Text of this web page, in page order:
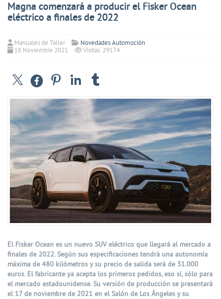
Magna comenzará a producir el Fisker Ocean
eléctrico a finales de 2022
Manuales de Taller
Novedades Automoción
18 Noviembre 2021
Visitas: 29174
El Fisker Ocean es un nuevo SUV eléctrico que llegará al mercado a
finales de 2022. Según sus especificaciones tendrá una autonomía
máxima de 480 kilómetros y su precio de salida será de 31.000
euros. El fabricante ya acepta los primeros pedidos, eso sí, sólo para
el mercado estadounidense. Su versión de producción se presentará
el 17 de noviembre de 2021 en el Salón de Los Ángeles y su